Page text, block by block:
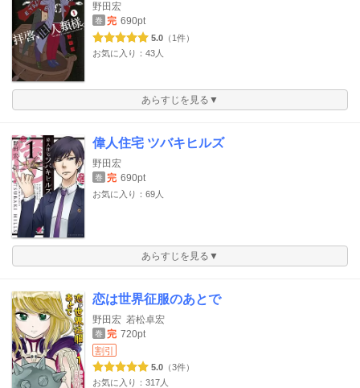
野田宏
巻 完 690pt
5.0 （1件）
お気に入り：43人
あらすじを見る▼
偉人住宅 ツバキヒルズ
野田宏
巻 完 690pt
お気に入り：69人
あらすじを見る▼
恋は世界征服のあとで
野田宏 若松卓宏
巻 完 720pt
割引
5.0 （3件）
お気に入り：317人